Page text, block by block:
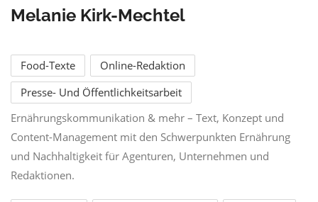
Melanie Kirk-Mechtel
Food-Texte
Online-Redaktion
Presse- Und Öffentlichkeitsarbeit
Ernährungskommunikation & mehr – Text, Konzept und
Content-Management mit den Schwerpunkten Ernährung
und Nachhaltigkeit für Agenturen, Unternehmen und
Redaktionen.